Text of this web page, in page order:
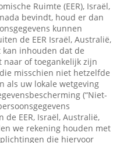
Ruimte (EER), Israël,
bevindt, houd er dan
kunnen
de EER Israël, Australië,
kan inhouden dat de
naar of toegankelijk zijn
misschien niet hetzelfde
als uw lokale wetgeving
(“Niet-
EER, Israël, Australië,
we rekening houden met
die hiervoor